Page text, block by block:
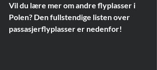
Vil du lære mer om andre flyplasser i
Polen? Den fullstendige listen over
passasjerflyplasser er nedenfor!